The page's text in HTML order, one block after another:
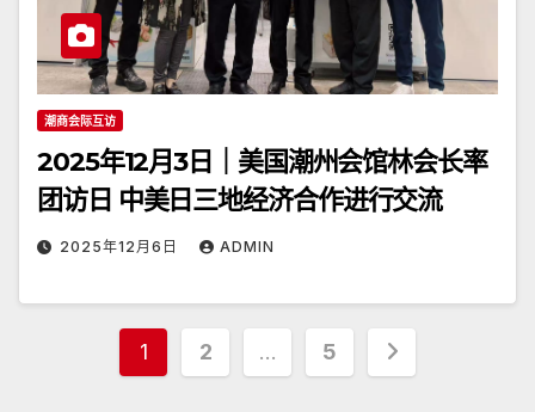
潮商会际互访
2025年12月3日｜美国潮州会馆林会长率
团访日 中美日三地经济合作进行交流
2025年12月6日 ADMIN
文
1 2 … 5